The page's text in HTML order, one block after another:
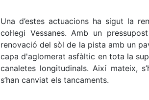
Una d’estes actuacions ha sigut la
col·legi Vessanes. Amb un
renovació del sòl de la pista amb un
capa d'aglomerat asfàltic en tota la
canaletes longitudinals. Així mateix,
s’han canviat els tancaments.